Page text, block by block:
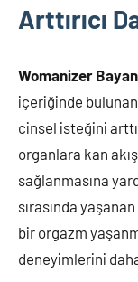
Arttırıcı
Womanizer
içeriğinde
cinsel isteğini
organlara kan
sağlanmasına
sırasında
bir orgazm
deneyimlerini